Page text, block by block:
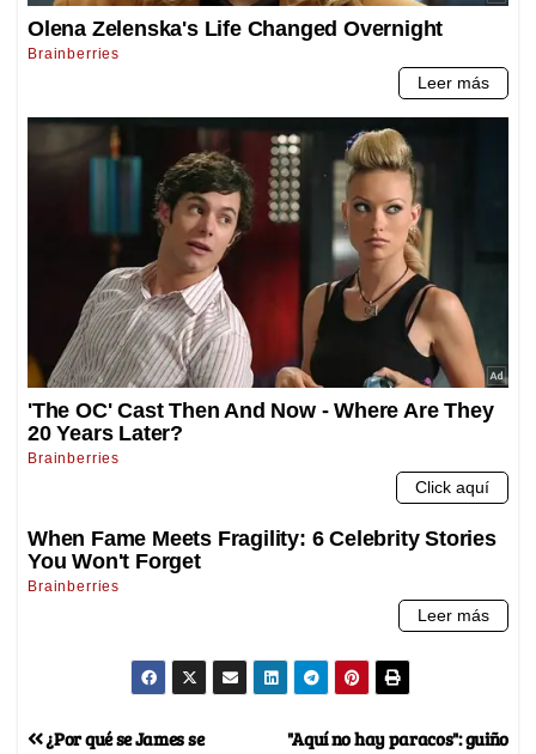
"Aquí no hay paracos": guiño
¿Por qué se James se